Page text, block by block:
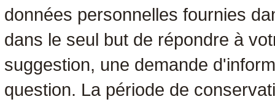
données personnelles fournies
dans le seul but de répondre à
suggestion, une demande
question. La période de